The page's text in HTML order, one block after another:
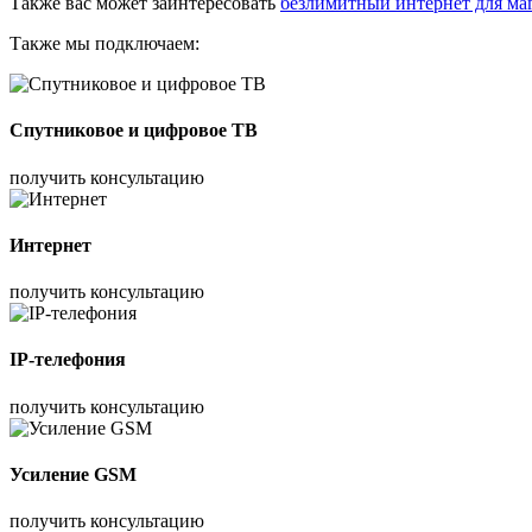
Также мы подключаем:
Спутниковое и цифровое ТВ
получить консультацию
Интернет
получить консультацию
IP-телефония
получить консультацию
Усиление GSM
получить консультацию